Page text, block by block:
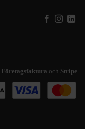
Företagsfaktura och Stripe